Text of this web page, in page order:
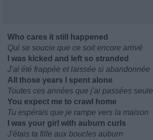
Who cares it still happened
Qui se soucie que ce soit encore arrivé
I was kicked and left so stranded
J'ai été frappée et laissée si abandonnée
All those years I spent alone
Toutes ces années que j'ai passées seule
You expect me to crawl home
Tu espérais que je rampe vers la maison
I was your girl with auburn curls
J'étais ta fille aux boucles auburn